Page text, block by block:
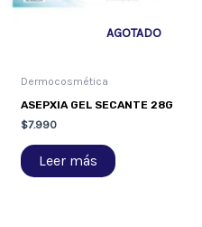
AGOTADO
Dermocosmética
ASEPXIA GEL SECANTE 28G
$7.990
Leer más